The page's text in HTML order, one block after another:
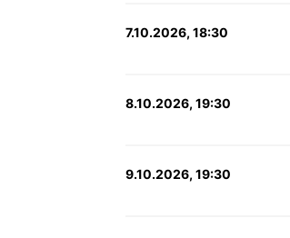
7.10.2026, 18:30
8.10.2026, 19:30
9.10.2026, 19:30